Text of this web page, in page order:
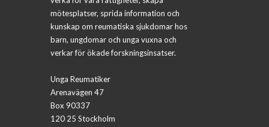
mötesplatser, sprida information och
kunskap om reumatiska sjukdomar hos
barn, ungdomar och unga vuxna och
verkar för ökade forskningsinsatser.
Unga Reumatiker
Arenavägen 47
Box 90337
120 25 Stockholm